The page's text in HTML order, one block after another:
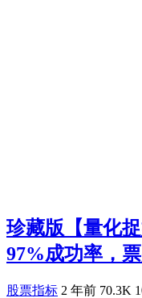
珍藏版【量化
97%成功率，
股票指标 2 年前 70.3K